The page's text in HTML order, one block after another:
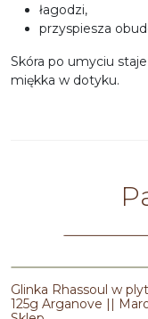
łagodzi,
przyspiesza
Skóra po umyciu
miękka w dotyku.
Glinka Rhassoul w
125g Arganove ||